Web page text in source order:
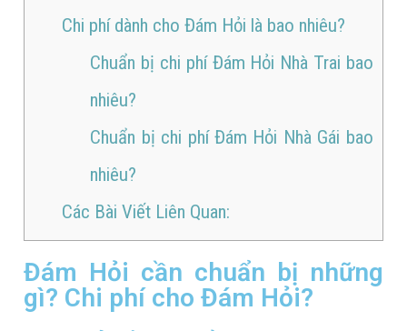
Chi phí dành cho Đám Hỏi là bao nhiêu?
Chuẩn bị chi phí Đám Hỏi Nhà Trai bao
nhiêu?
Chuẩn bị chi phí Đám Hỏi Nhà Gái bao
nhiêu?
Các Bài Viết Liên Quan:
Đám Hỏi cần chuẩn bị những
gì? Chi phí cho Đám Hỏi?